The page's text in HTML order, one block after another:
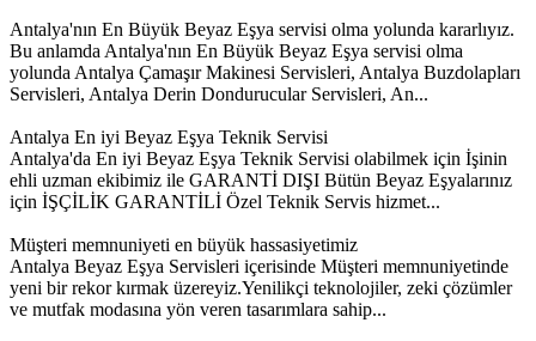
Antalya'nın En Büyük Beyaz Eşya servisi olma yolunda kararlıyız.
Bu anlamda Antalya'nın En Büyük Beyaz Eşya servisi olma
yolunda Antalya Çamaşır Makinesi Servisleri, Antalya Buzdolapları
Servisleri, Antalya Derin Dondurucular Servisleri, An...
Antalya En iyi Beyaz Eşya Teknik Servisi
Antalya'da En iyi Beyaz Eşya Teknik Servisi olabilmek için İşinin
ehli uzman ekibimiz ile GARANTİ DIŞI Bütün Beyaz Eşyalarınız
için İŞÇİLİK GARANTİLİ Özel Teknik Servis hizmet...
Müşteri memnuniyeti en büyük hassasiyetimiz
Antalya Beyaz Eşya Servisleri içerisinde Müşteri memnuniyetinde
yeni bir rekor kırmak üzereyiz.Yenilikçi teknolojiler, zeki çözümler
ve mutfak modasına yön veren tasarımlara sahip...